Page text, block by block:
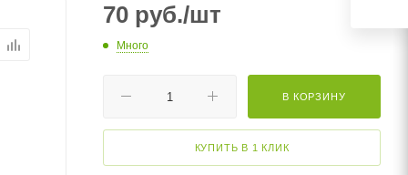
70 руб./шт
Много
В КОРЗИНУ
КУПИТЬ В 1 КЛИК